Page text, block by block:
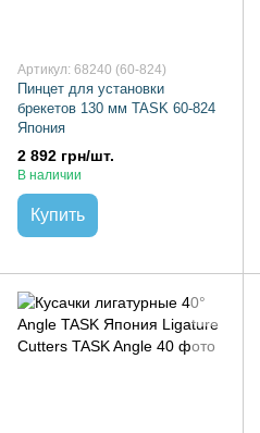
Артикул: 68240 (60-824)
Пинцет для установки
брекетов 130 мм TASK 60-824
Япония
2 892 грн/шт.
В наличии
Купить